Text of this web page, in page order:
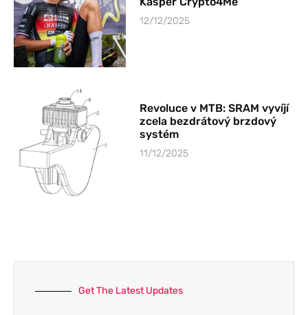
12/12/2025
Revoluce v MTB: SRAM vyvíjí
zcela bezdrátový brzdový
systém
11/12/2025
Get The Latest Updates